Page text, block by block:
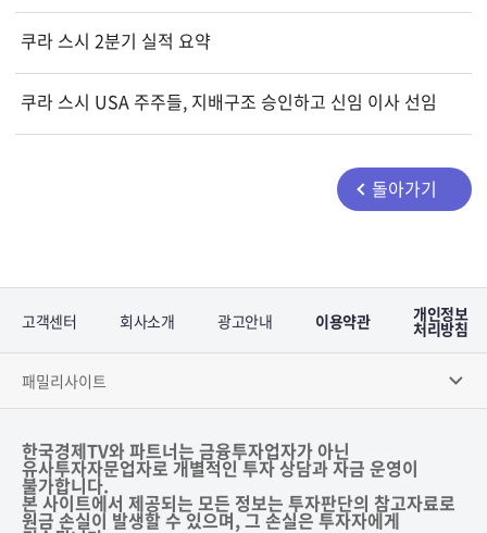
쿠라 스시 2분기 실적 요약
쿠라 스시 USA 주주들, 지배구조 승인하고 신임 이사 선임
돌아가기
고객센터 회사소개 광고안내 이용약관 개인정보
처리방침
패밀리사이트
한국경제TV와 파트너는 금융투자업자가 아닌
유사투자자문업자로 개별적인 투자 상담과 자금 운영이
불가합니다.
본 사이트에서 제공되는 모든 정보는 투자판단의 참고자료로
원금 손실이 발생할 수 있으며, 그 손실은 투자자에게